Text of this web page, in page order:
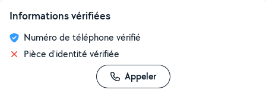
Informations vérifiées
Numéro de téléphone vérifié
Pièce d'identité vérifiée
Appeler